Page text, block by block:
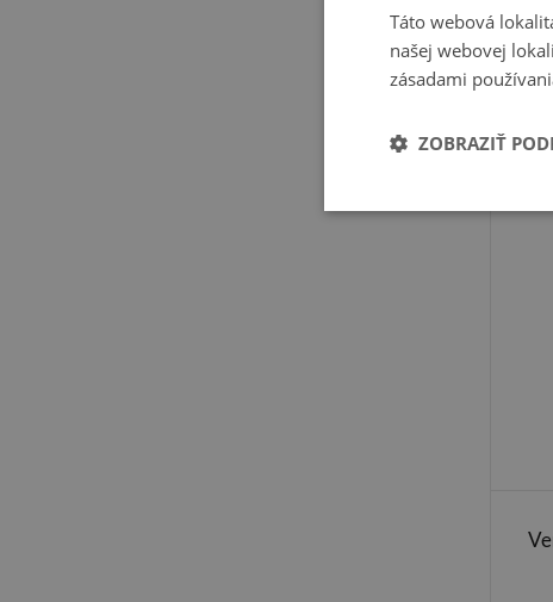
Táto webová
našej webovej
zásadami
ZOBRAZIŤ